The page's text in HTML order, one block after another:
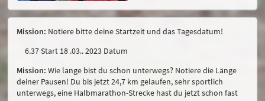
Mission: Notiere bitte deine Startzeit und das Tagesdatum!
6.37 Start 18 .03.. 2023 Datum
Mission: Wie lange bist du schon unterwegs? Notiere die Länge
deiner Pausen! Du bis jetzt 24,7 km gelaufen, sehr sportlich
unterwegs, eine Halbmarathon-Strecke hast du jetzt schon fast